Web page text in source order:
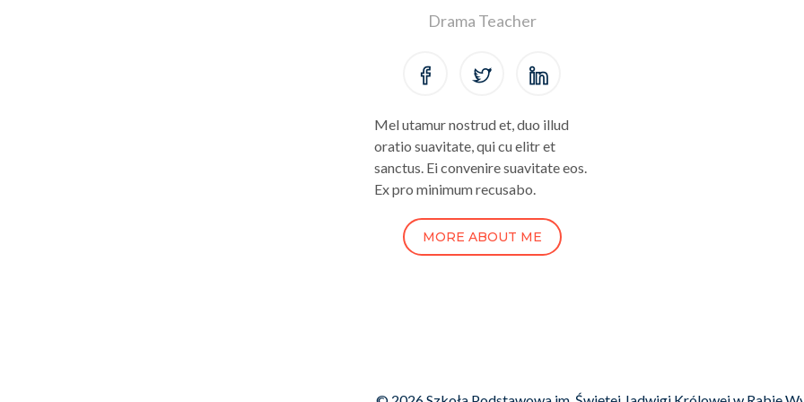
Drama Teacher
Mel utamur nostrud et, duo illud
oratio suavitate, qui cu elitr et
sanctus. Ei convenire suavitate eos.
Ex pro minimum recusabo.
MORE ABOUT ME